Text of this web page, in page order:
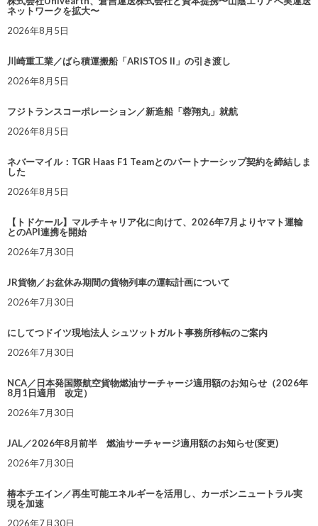
ネットワークを拡大〜
2026年8月5日
川崎重工業／ばら積運搬船「ARISTOS II」の引き渡し
2026年8月5日
フジトランスコーポレーション／新造船「蓉翔丸」就航
2026年8月5日
ネバーマイル：TGR Haas F1 Teamとのパートナーシップ契約を締結しま
した
2026年8月5日
【トドケール】マルチキャリア化に向けて、2026年7月よりヤマト運輸
とのAPI連携を開始
2026年7月30日
JR貨物／お盆休み期間の貨物列車の運転計画について
2026年7月30日
にしてつドイツ現地法人 シュツットガルト事務所移転のご案内
2026年7月30日
NCA／日本発国際航空貨物燃油サーチャージ適用額のお知らせ（2026年
8月1日適用 改定）
2026年7月30日
JAL／2026年8月前半 燃油サーチャージ適用額のお知らせ(変更)
2026年7月30日
椿本チエイン／再生可能エネルギーを活用し、カーボンニュートラル実
現を加速
2026年7月30日